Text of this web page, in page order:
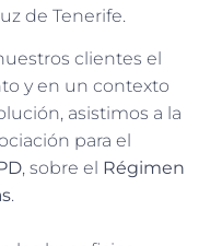
de Tenerife.
clientes el
y en un contexto
asistimos a la
para el
, sobre el Régimen
.